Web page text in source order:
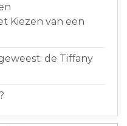
Kiezen van een
de Tiffany